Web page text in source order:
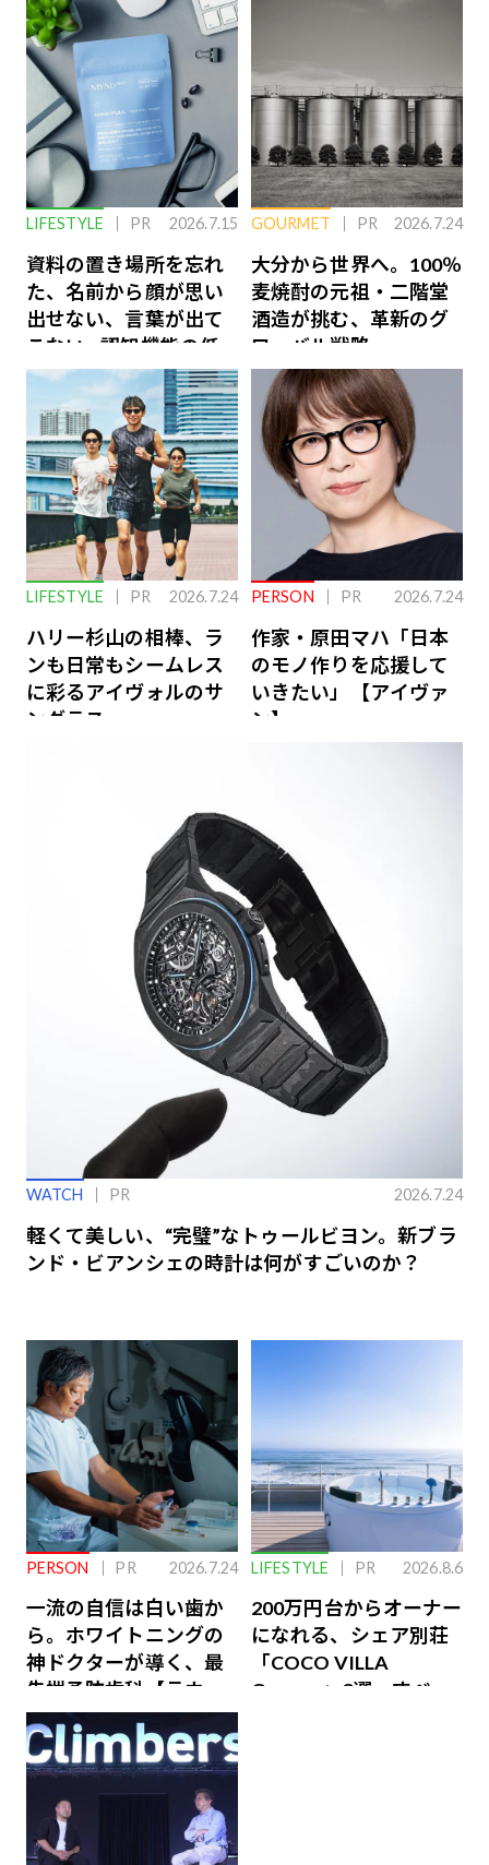
LIFESTYLE PR 2026.7.15
資料の置き場所を忘れ
た、名前から顔が思い
出せない、言葉が出て
こない…認知機能の低
下を救う、脳のインナ
ーケアとは
GOURMET PR 2026.7.24
大分から世界へ。100％
麦焼酎の元祖・二階堂
酒造が挑む、革新のグ
ローバル戦略
LIFESTYLE PR 2026.7.24
ハリー杉山の相棒、ラ
ンも日常もシームレス
に彩るアイヴォルのサ
ングラス
PERSON PR 2026.7.24
作家・原田マハ「日本
のモノ作りを応援して
いきたい」【アイヴァ
ン】
WATCH PR 2026.7.24
軽くて美しい、“完璧”なトゥールビヨン。新ブラ
ンド・ビアンシェの時計は何がすごいのか？
PERSON PR 2026.7.24
一流の自信は白い歯か
ら。ホワイトニングの
神ドクターが導く、最
先端予防歯科【ラウン
ジ会員特典あり】
LIFESTYLE PR 2026.8.6
200万円台からオーナー
になれる、シェア別荘
「COCO VILLA
Owners」3選。すべて